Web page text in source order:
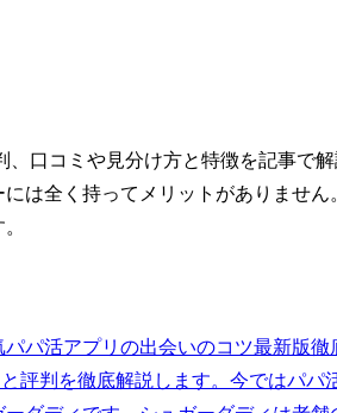
口コミや見分け方と特徴を記事で
は全く持ってメリットがありませ
パ活アプリの出会いのコツ最新版徹
評判を徹底解説します。今ではパパ